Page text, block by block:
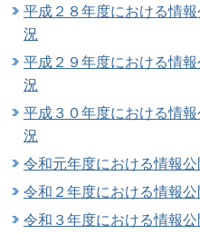
平成２８年度における情
況
平成２９年度における情
況
平成３０年度における情
況
令和元年度における情報
令和２年度における情報
令和３年度における情報